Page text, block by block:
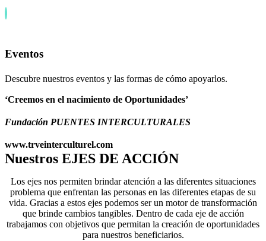
Eventos
Descubre nuestros eventos y las formas de cómo apoyarlos.
‘Creemos en el nacimiento de Oportunidades’
Fundación PUENTES INTERCULTURALES
www.trveinterculturel.com
Nuestros EJES DE ACCIÓN
Los ejes nos permiten brindar atención a las diferentes situaciones
problema que enfrentan las personas en las diferentes etapas de su
vida. Gracias a estos ejes podemos ser un motor de transformación
que brinde cambios tangibles. Dentro de cada eje de acción
trabajamos con objetivos que permitan la creación de oportunidades
para nuestros beneficiarios.